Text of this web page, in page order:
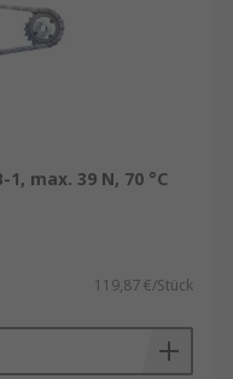
max. 39 N, 70 °C
119,87 €/Stück